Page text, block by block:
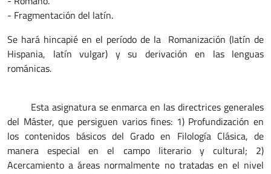
- Fragmentación del latín.
Se hará hincapié en el período de la Romanización (latín de
Hispania, latín vulgar) y su derivación en las lenguas
románicas.
Esta asignatura se enmarca en las directrices generales
del Máster, que persiguen varios fines: 1) Profundización en
los contenidos básicos del Grado en Filología Clásica, de
manera especial en el campo literario y cultural; 2)
Acercamiento a áreas normalmente no tratadas en el nivel